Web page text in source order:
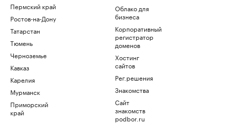
Пермский край
Ростов-на-Дону
Татарстан
Тюмень
Черноземье
Кавказ
Карелия
Мурманск
Приморский
край
Облако для
бизнеса
Корпоративный
регистратор
доменов
Хостинг
сайтов
Рег.решения
Знакомства
Сайт
знакомств
podbor.ru